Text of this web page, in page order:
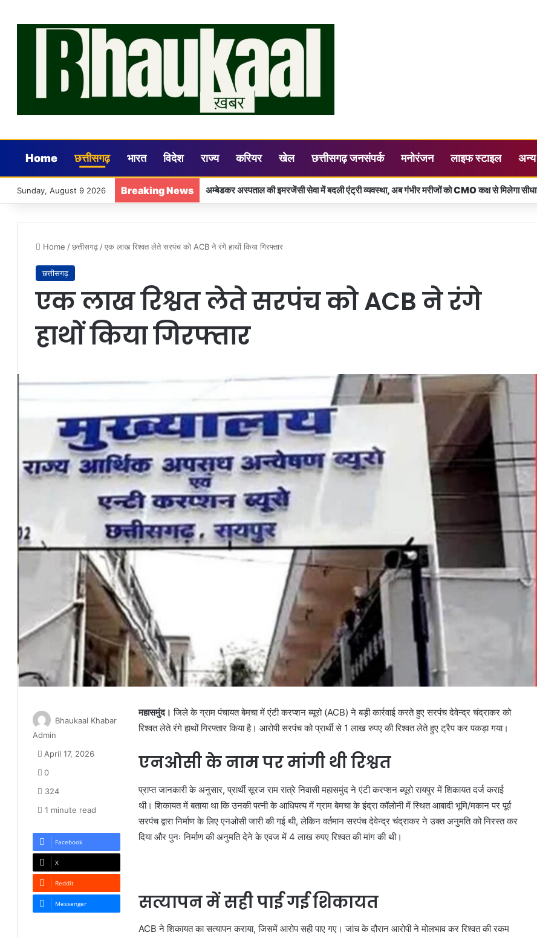
Home छत्तीसगढ़ भारत विदेश राज्य करियर खेल छत्तीसगढ़ जनसंपर्क मनोरंजन लाइफ स्टाइल अन्य
Sunday, August 9 2026 Breaking News शासकीय कार्य के साथ स्वास्थ्य भी ज़रूरी, समय पर जांच से संभव है कैंसर का ईलाज – कलेक्टर डॉ. गौरव सिंह
Home / छत्तीसगढ़ / एक लाख रिश्वत लेते सरपंच को ACB ने रंगे हाथों किया गिरफ्तार
छत्तीसगढ़
एक लाख रिश्वत लेते सरपंच को ACB ने रंगे
हाथों किया गिरफ्तार
महासमुंद। जिले के ग्राम पंचायत बेमचा में एंटी करप्शन ब्यूरो (ACB) ने बड़ी कार्रवाई करते हुए सरपंच देवेन्द्र चंद्राकर को
रिश्वत लेते रंगे हाथों गिरफ्तार किया है। आरोपी सरपंच को प्रार्थी से 1 लाख रुपए की रिश्वत लेते हुए ट्रैप कर पकड़ा गया।
एनओसी के नाम पर मांगी थी रिश्वत
प्राप्त जानकारी के अनुसार, प्रार्थी सूरज राम रात्रे निवासी महासमुंद ने एंटी करप्शन ब्यूरो रायपुर में शिकायत दर्ज कराई
थी। शिकायत में बताया था कि उनकी पत्नी के आधिपत्य में ग्राम बेमचा के इंद्रा कॉलोनी में स्थित आबादी भूमि/मकान पर पूर्व
सरपंच द्वारा निर्माण के लिए एनओसी जारी की गई थी, लेकिन वर्तमान सरपंच देवेन्द्र चंद्राकर ने उक्त अनुमति को निरस्त कर
दिया और पुनः निर्माण की अनुमति देने के एवज में 4 लाख रुपए रिश्वत की मांग की थी।
सत्यापन में सही पाई गई शिकायत
ACB ने शिकायत का सत्यापन कराया, जिसमें आरोप सही पाए गए। जांच के दौरान आरोपी ने मोलभाव कर रिश्वत की रकम
Bhaukaal Khabar
Admin
April 17, 2026
0
324
1 minute read
Facebook
X
Reddit
Messenger